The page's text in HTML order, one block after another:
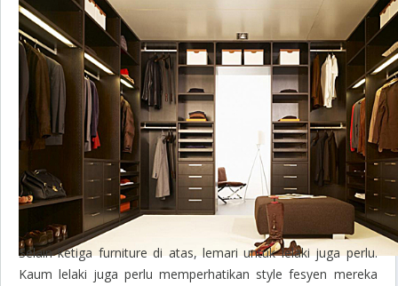
Selain ketiga furniture di atas, lemari untuk lelaki juga perlu.
Kaum lelaki juga perlu memperhatikan style fesyen mereka